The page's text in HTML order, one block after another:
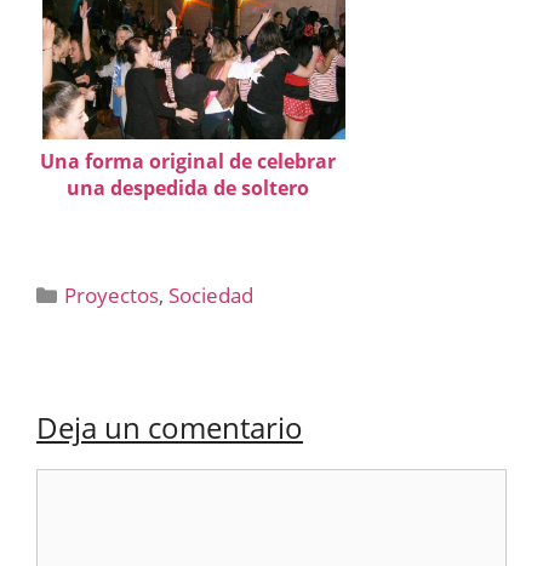
Una forma original de celebrar
una despedida de soltero
Categorías
Proyectos, Sociedad
Deja un comentario